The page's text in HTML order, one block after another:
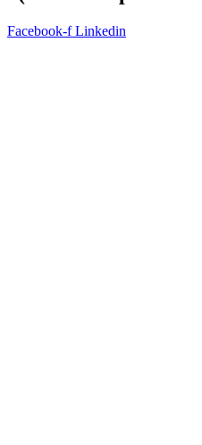
Facebook-f Linkedin